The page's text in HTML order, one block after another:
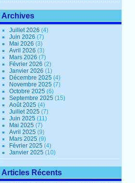
Archives
Juillet 2026(4)
Juin 2026(7)
Mai 2026(3)
Avril 2026(3)
Mars 2026(7)
Février 2026(2)
Janvier 2026(1)
Décembre 2025(4)
Novembre 2025(7)
Octobre 2025(6)
Septembre 2025(15)
Août 2025(4)
Juillet 2025(7)
Juin 2025(11)
Mai 2025(7)
Avril 2025(9)
Mars 2025(9)
Février 2025(4)
Janvier 2025(10)
Articles Récents